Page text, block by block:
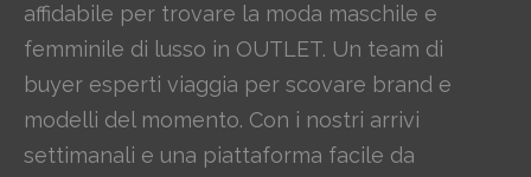
affidabile per trovare la moda maschile e
femminile di lusso in OUTLET. Un team di
buyer esperti viaggia per scovare brand e
modelli del momento. Con i nostri arrivi
settimanali e una piattaforma facile da